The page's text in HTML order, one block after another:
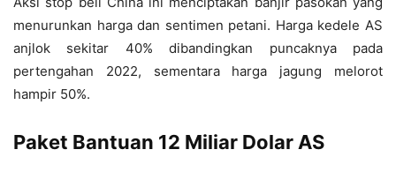
menurunkan harga dan sentimen petani. Harga kedele AS
anjlok sekitar 40% dibandingkan puncaknya pada
pertengahan 2022, sementara harga jagung melorot
hampir 50%.
Paket Bantuan 12 Miliar Dolar AS